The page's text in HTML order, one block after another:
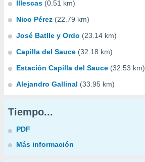
Illescas (0.51 km)
Nico Pérez (22.79 km)
José Batlle y Ordo (23.14 km)
Capilla del Sauce (32.18 km)
Estación Capilla del Sauce (32.53 km)
Alejandro Gallinal (33.95 km)
Tiempo...
PDF
Más información